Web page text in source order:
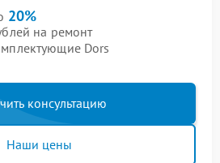
20%
на ремонт
Dors
консультацию
Наши цены